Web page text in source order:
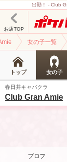
出勤！ - Club
お店TOP
女の子一覧
トップ 女の子
春日井キャバクラ
Club Gran Amie
プロフ